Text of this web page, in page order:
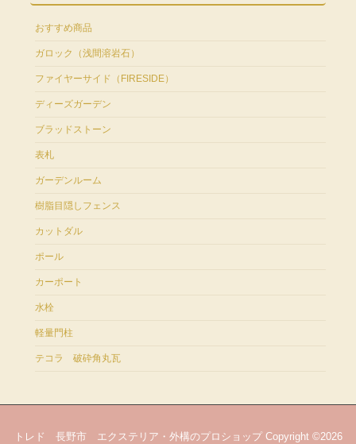
おすすめ商品
ガロック（浅間溶岩石）
ファイヤーサイド（FIRESIDE）
ディーズガーデン
ブラッドストーン
表札
ガーデンルーム
樹脂目隠しフェンス
カットダル
ポール
カーポート
水栓
軽量門柱
テコラ 破砕角丸瓦
トレド 長野市 エクステリア・外構のプロショップ Copyright ©2026